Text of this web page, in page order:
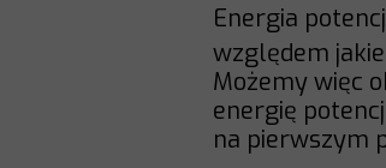
Energia
względem
Możemy więc
energię
na pierwszym